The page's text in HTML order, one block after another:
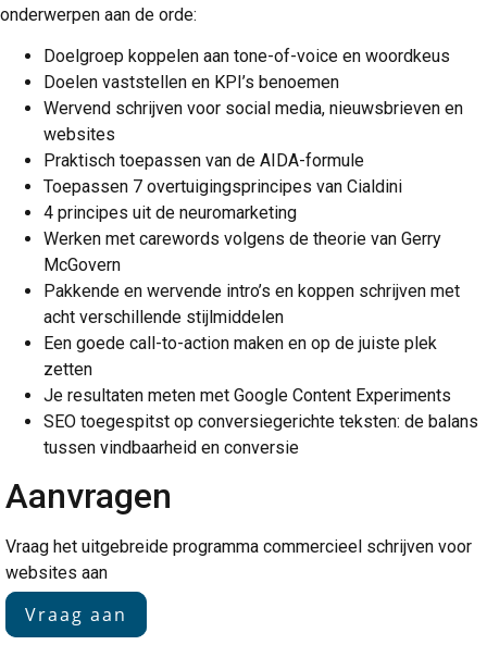
onderwerpen aan de orde:
Doelgroep koppelen aan tone-of-voice en woordkeus
Doelen vaststellen en KPI’s benoemen
Wervend schrijven voor social media, nieuwsbrieven en
websites
Praktisch toepassen van de AIDA-formule
Toepassen 7 overtuigingsprincipes van Cialdini
4 principes uit de neuromarketing
Werken met carewords volgens de theorie van Gerry
McGovern
Pakkende en wervende intro’s en koppen schrijven met
acht verschillende stijlmiddelen
Een goede call-to-action maken en op de juiste plek
zetten
Je resultaten meten met Google Content Experiments
SEO toegespitst op conversiegerichte teksten: de balans
tussen vindbaarheid en conversie
Aanvragen
Vraag het uitgebreide programma commercieel schrijven voor
websites aan
Vraag aan